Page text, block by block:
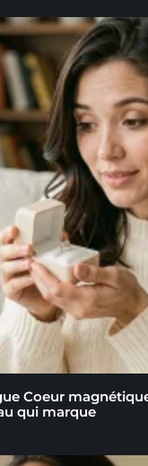
Coeur
qui marque